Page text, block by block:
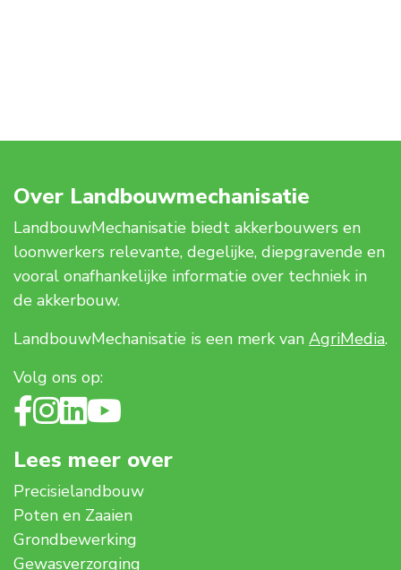
Over Landbouwmechanisatie
LandbouwMechanisatie biedt akkerbouwers en
loonwerkers relevante, degelijke, diepgravende en
vooral onafhankelijke informatie over techniek in
de akkerbouw.
LandbouwMechanisatie is een merk van AgriMedia.
Volg ons op:
Lees meer over
Precisielandbouw
Poten en Zaaien
Grondbewerking
Gewasverzorging